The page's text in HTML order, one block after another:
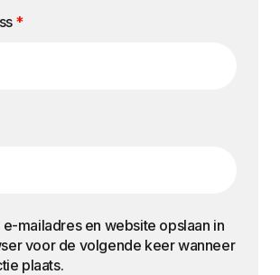
*
e-mailadres en website opslaan in
voor de volgende keer wanneer
plaats.